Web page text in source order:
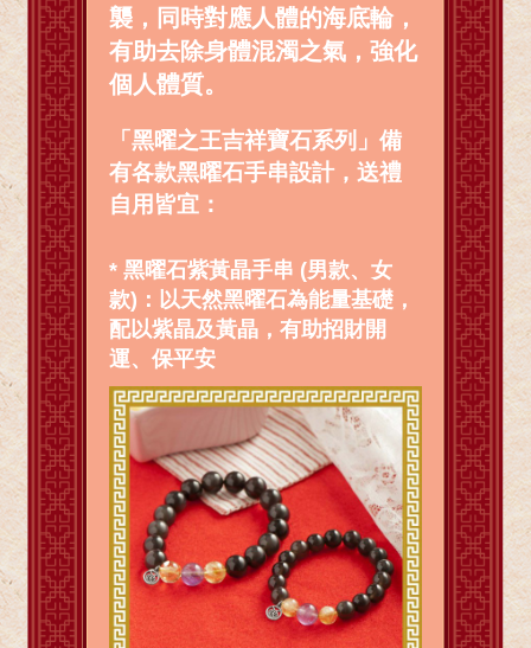
襲，同時對應人體的海底輪，
有助去除身體混濁之氣，強化
個人體質。
「黑曜之王吉祥寶石系列」備
有各款黑曜石手串設計，送禮
自用皆宜：
* 黑曜石紫黃晶手串 (男款、女
款)：以天然黑曜石為能量基礎，
配以紫晶及黃晶，有助招財開
運、保平安